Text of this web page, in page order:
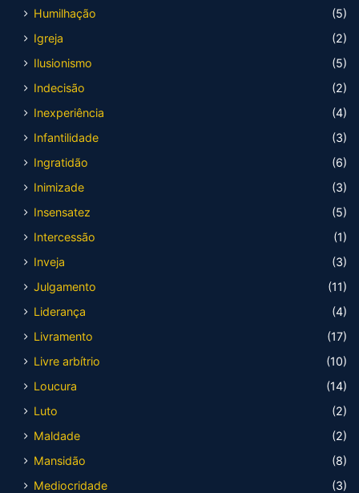
Humilhação
(5)
Igreja
(2)
Ilusionismo
(5)
Indecisão
(2)
Inexperiência
(4)
Infantilidade
(3)
Ingratidão
(6)
Inimizade
(3)
Insensatez
(5)
Intercessão
(1)
Inveja
(3)
Julgamento
(11)
Liderança
(4)
Livramento
(17)
Livre arbítrio
(10)
Loucura
(14)
Luto
(2)
Maldade
(2)
Mansidão
(8)
Mediocridade
(3)